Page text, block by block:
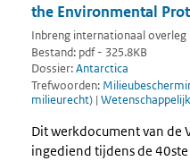
the Environmental
Inbreng internationaal overleg
Bestand: pdf - 325.8KB
Dossier:Antarctica
Trefwoorden:
milieurecht) |
Dit werkdocument van de
ingediend tijdens de